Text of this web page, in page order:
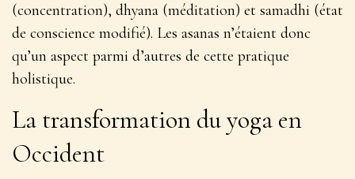
(concentration), dhyana (méditation) et samadhi (état
de conscience modifié). Les asanas n’étaient donc
qu’un aspect parmi d’autres de cette pratique
holistique.
La transformation du yoga en
Occident